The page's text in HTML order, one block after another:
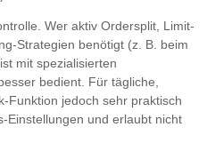
Wer aktiv Ordersplit, Limit-
Strategien benötigt (z. B. beim
mit spezialisierten
bedient. Für tägliche,
Funktion jedoch sehr praktisch
und erlaubt nicht